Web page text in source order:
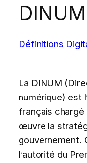
DINUM
Définitions
La DINUM
numérique) est
français
œuvre la
gouvernement.
l’autorité du